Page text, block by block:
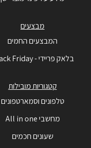
מבצעים
המבצעים החמים
בלאק פריידי - Black Friday
קטגוריות מובילות
טלפונים וסמארטפונים
מחשבי All in one
שעונים חכמים